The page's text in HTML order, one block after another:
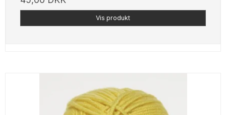
Vis produkt